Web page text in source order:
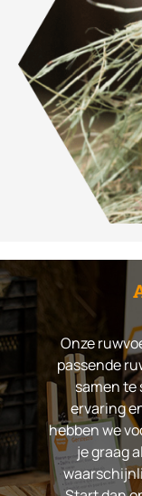
Onze
passende
samen te
ervaring
hebben we
je graag